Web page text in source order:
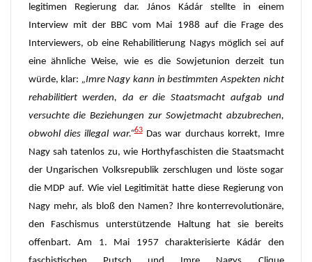
legitimen Regierung dar. János Kádár stellte in einem
Interview mit der BBC vom Mai 1988 auf die Frage des
Interviewers, ob eine Rehabilitierung Nagys möglich sei auf
eine ähnliche Weise, wie es die Sowjetunion derzeit tun
würde, klar: „Imre Nagy kann in bestimmten Aspekten nicht
rehabilitiert werden, da er die Staatsmacht aufgab und
versuchte die Beziehungen zur Sowjetmacht abzubrechen,
obwohl dies illegal war.“63Das war durchaus korrekt, Imre
Nagy sah tatenlos zu, wie Horthyfaschisten die Staatsmacht
der Ungarischen Volksrepublik zerschlugen und löste sogar
die MDP auf. Wie viel Legitimität hatte diese Regierung von
Nagy mehr, als bloß den Namen? Ihre konterrevolutionäre,
den Faschismus unterstützende Haltung hat sie bereits
offenbart. Am 1. Mai 1957 charakterisierte Kádár den